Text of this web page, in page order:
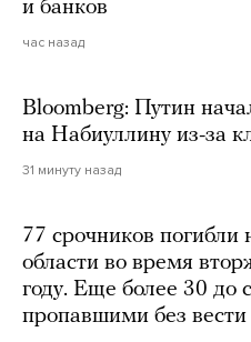
и банков
час назад
Bloomberg: Путин
на Набиуллину из-за
31 минуту назад
77 срочников погибли
области во время
году. Еще более 30 до
пропавшими без вести